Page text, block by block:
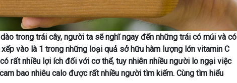
trong trái cây, người ta sẽ nghĩ ngay đến những trái có múi và có
vào là 1 trong những loại quả sở hữu hàm lượng lớn vitamin C
rất nhiều lợi ích đối với cơ thể, tuy nhiên nhiều người lo ngại việc
bao nhiêu calo được rất nhiều người tìm kiếm. Cùng tìm hiểu